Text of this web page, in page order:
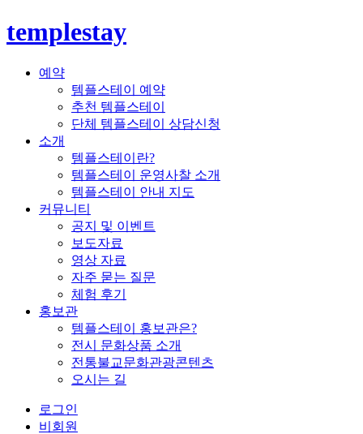
templestay
예약
템플스테이 예약
추천 템플스테이
단체 템플스테이 상담신청
소개
템플스테이란?
템플스테이 운영사찰 소개
템플스테이 안내 지도
커뮤니티
공지 및 이벤트
보도자료
영상 자료
자주 묻는 질문
체험 후기
홍보관
템플스테이 홍보관은?
전시 문화상품 소개
전통불교문화관광콘텐츠
오시는 길
로그인
비회원